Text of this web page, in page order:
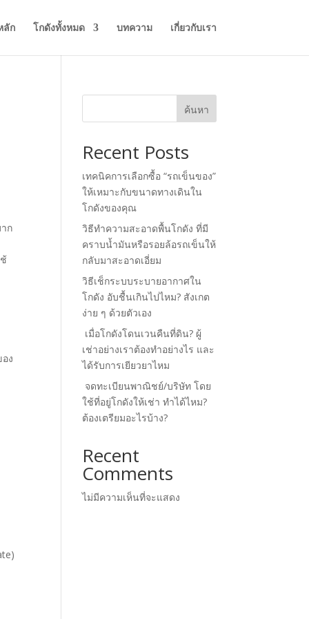
ลัก โกดังทั้งหมด บทความ เกี่ยวกับเรา
ก
ง
ค้นหา
Recent Posts
เทคนิคการเลือกซื้อ “รถเข็นของ”
ให้เหมาะกับขนาดทางเดินใน
โกดังของคุณ
วิธีทำความสะอาดพื้นโกดัง ที่มี
คราบน้ำมันหรือรอยล้อรถเข็นให้
กลับมาสะอาดเอี่ยม
วิธีเช็กระบบระบายอากาศใน
โกดัง อับชื้นเกินไปไหม? สังเกต
ง่าย ๆ ด้วยตัวเอง
เมื่อโกดังโดนเวนคืนที่ดิน? ผู้
เช่าอย่างเราต้องทำอย่างไร และ
ได้รับการเยียวยาไหม
จดทะเบียนพาณิชย์/บริษัท โดย
ใช้ที่อยู่โกดังให้เช่า ทำได้ไหม?
ต้องเตรียมอะไรบ้าง?
Recent
Comments
ไม่มีความเห็นที่จะแสดง